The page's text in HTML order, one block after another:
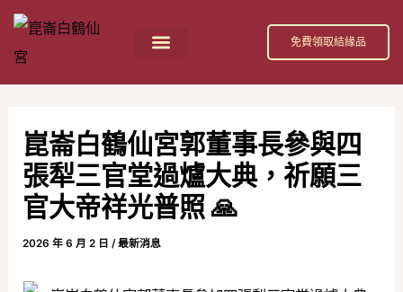
免費領取結緣品
崑崙白鶴仙宮郭董事長參與四
張犁三官堂過爐大典，祈願三
官大帝祥光普照 🙏
2026 年 6 月 2 日/最新消息
Post